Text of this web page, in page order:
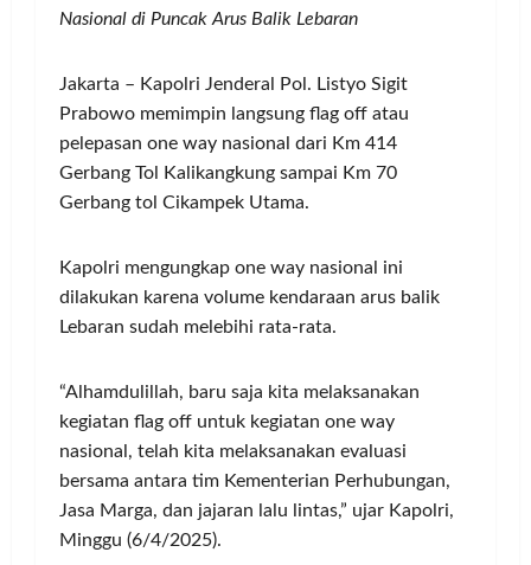
Nasional di Puncak Arus Balik Lebaran
Jakarta – Kapolri Jenderal Pol. Listyo Sigit
Prabowo memimpin langsung flag off atau
pelepasan one way nasional dari Km 414
Gerbang Tol Kalikangkung sampai Km 70
Gerbang tol Cikampek Utama.
Kapolri mengungkap one way nasional ini
dilakukan karena volume kendaraan arus balik
Lebaran sudah melebihi rata-rata.
“Alhamdulillah, baru saja kita melaksanakan
kegiatan flag off untuk kegiatan one way
nasional, telah kita melaksanakan evaluasi
bersama antara tim Kementerian Perhubungan,
Jasa Marga, dan jajaran lalu lintas,” ujar Kapolri,
Minggu (6/4/2025).